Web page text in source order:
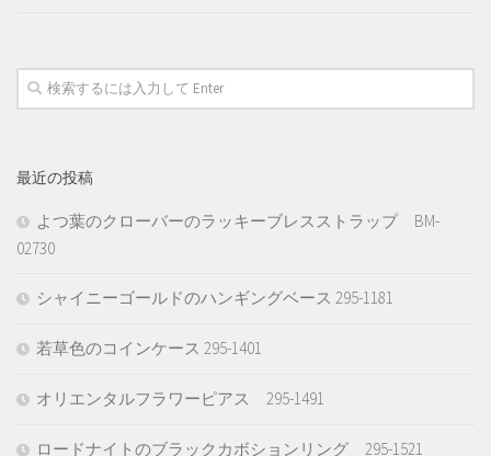
最近の投稿
よつ葉のクローバーのラッキーブレスストラップ BM-
02730
シャイニーゴールドのハンギングベース 295-1181
若草色のコインケース 295-1401
オリエンタルフラワーピアス 295-1491
ロードナイトのブラックカボションリング 295-1521